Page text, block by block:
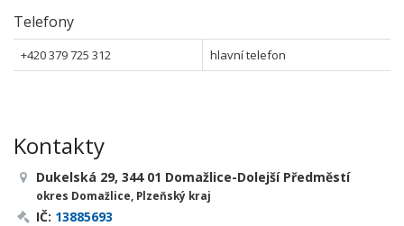
Telefony
+420 379 725 312 hlavní telefon
Kontakty
Dukelská 29, 344 01 Domažlice-Dolejší Předměstí
okres Domažlice, Plzeňský kraj
IČ: 13885693